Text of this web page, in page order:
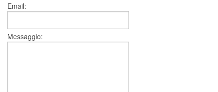
Email:
Messaggio: